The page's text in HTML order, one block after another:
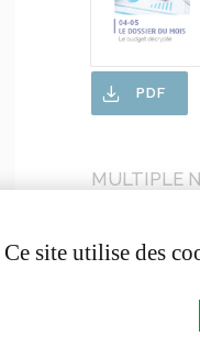
PDF
MULTIPLE
Ce site utilise des